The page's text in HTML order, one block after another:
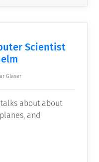
Scientist
Glaser
about about
and